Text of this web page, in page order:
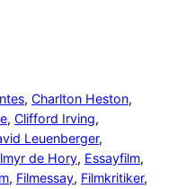
, Charlton Heston
, Clifford Irving
Leuenberger
de Hory, Essayfilm
, Filmessay, Filmkritiker